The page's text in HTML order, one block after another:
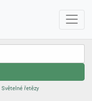
Světelné řetězy